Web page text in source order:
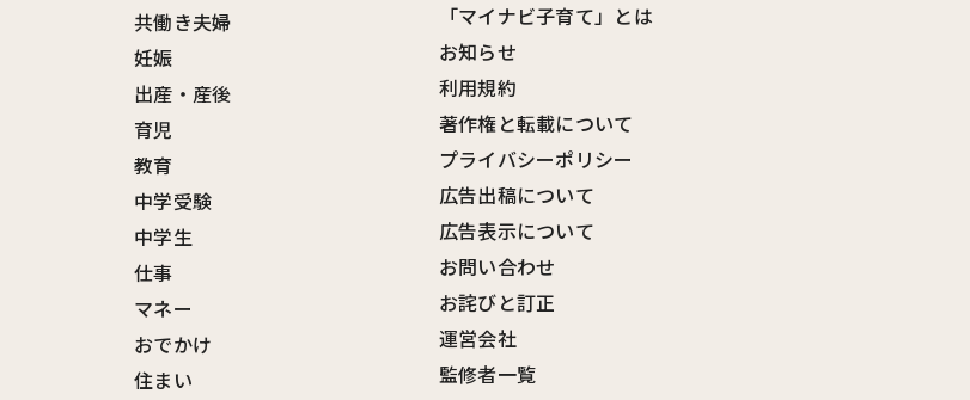
共働き夫婦
妊娠
出産・産後
育児
教育
中学受験
中学生
仕事
マネー
おでかけ
住まい
「マイナビ子育て」とは
お知らせ
利用規約
著作権と転載について
プライバシーポリシー
広告出稿について
広告表示について
お問い合わせ
お詫びと訂正
運営会社
監修者一覧